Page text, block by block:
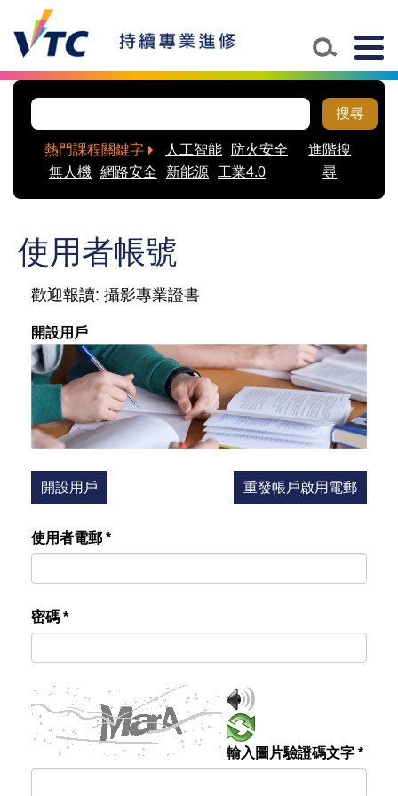
Skip to main content
搜尋
熱門課程關鍵字 人工智能
防火安全
無人機 網路安全 新能源 工業4.0
進階搜
尋
使用者帳號
歡迎報讀: 攝影專業證書
開設用戶
開設用戶 重發帳戶啟用電郵
使用者電郵 *
密碼 *
輸入圖片驗證碼文字 *